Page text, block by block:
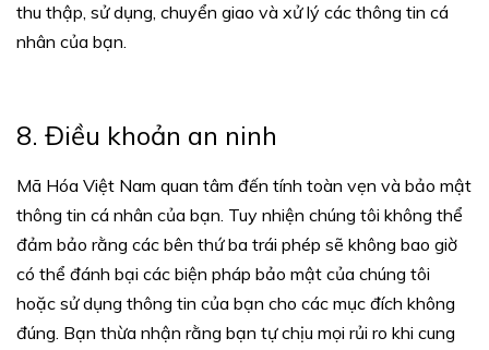
thu thập, sử dụng, chuyển giao và xử lý các thông tin cá
nhân của bạn.
8. Điều khoản an ninh
Mã Hóa Việt Nam quan tâm đến tính toàn vẹn và bảo mật
thông tin cá nhân của bạn. Tuy nhiện chúng tôi không thể
đảm bảo rằng các bên thứ ba trái phép sẽ không bao giờ
có thể đánh bại các biện pháp bảo mật của chúng tôi
hoặc sử dụng thông tin của bạn cho các mục đích không
đúng. Bạn thừa nhận rằng bạn tự chịu mọi rủi ro khi cung